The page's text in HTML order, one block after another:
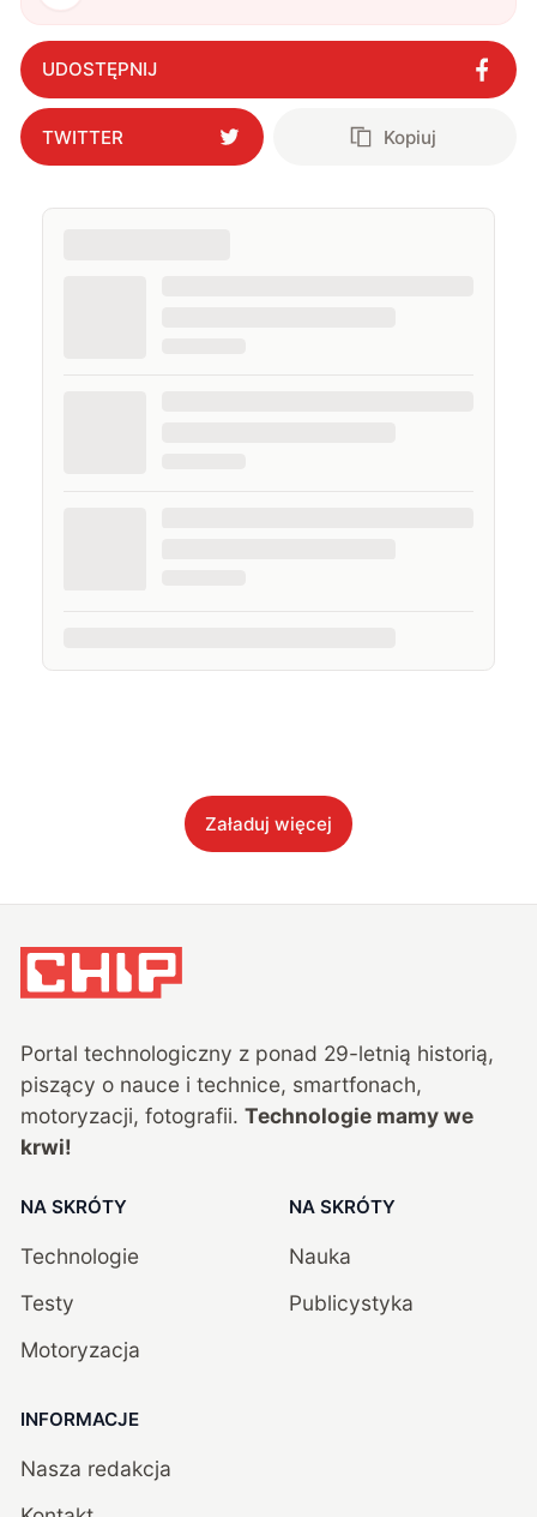
UDOSTĘPNIJ
TWITTER Kopiuj
Załaduj więcej
Portal technologiczny z ponad 29-letnią historią,
piszący o nauce i technice, smartfonach,
motoryzacji, fotografii. Technologie mamy we
krwi!
NA SKRÓTY
Technologie
Testy
Motoryzacja
NA SKRÓTY
Nauka
Publicystyka
INFORMACJE
Nasza redakcja